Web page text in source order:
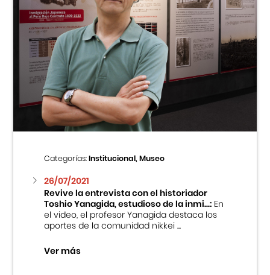
Categorías:Institucional, Museo
26/07/2021
Revive la entrevista con el historiador
Toshio Yanagida, estudioso de la inmi...:En
el video, el profesor Yanagida destaca los
aportes de la comunidad nikkei ...
Ver más